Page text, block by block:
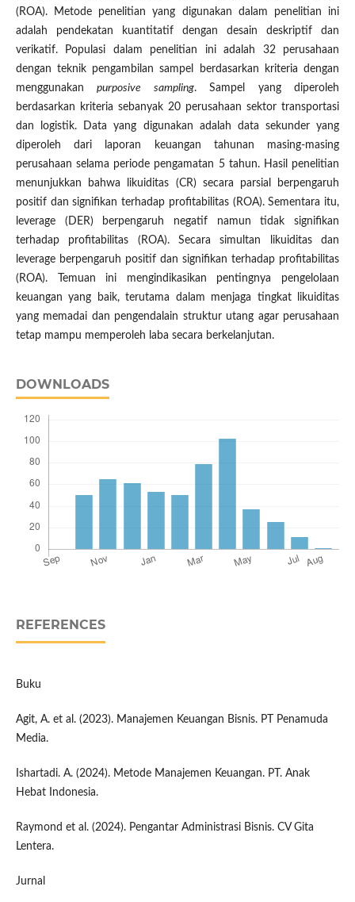
(ROA). Metode penelitian yang digunakan dalam penelitian ini
adalah pendekatan kuantitatif dengan desain deskriptif dan
verikatif. Populasi dalam penelitian ini adalah 32 perusahaan
dengan teknik pengambilan sampel berdasarkan kriteria dengan
menggunakanpurposive sampling. Sampel yang diperoleh
berdasarkan kriteria sebanyak 20 perusahaan sektor transportasi
dan logistik. Data yang digunakan adalah data sekunder yang
diperoleh dari laporan keuangan tahunan masing-masing
perusahaan selama periode pengamatan 5 tahun. Hasil penelitian
menunjukkan bahwa likuiditas (CR) secara parsial berpengaruh
positif dan signifikan terhadap profitabilitas (ROA). Sementara itu,
leverage (DER) berpengaruh negatif namun tidak signifikan
terhadap profitabilitas (ROA). Secara simultan likuiditas dan
leverage berpengaruh positif dan signifikan terhadap profitabilitas
(ROA). Temuan ini mengindikasikan pentingnya pengelolaan
keuangan yang baik, terutama dalam menjaga tingkat likuiditas
yang memadai dan pengendalain struktur utang agar perusahaan
tetap mampu memperoleh laba secara berkelanjutan.
DOWNLOADS
REFERENCES
Buku
Agit, A. et al. (2023). Manajemen Keuangan Bisnis. PT Penamuda
Media.
Ishartadi. A. (2024). Metode Manajemen Keuangan. PT. Anak
Hebat Indonesia.
Raymond et al. (2024). Pengantar Administrasi Bisnis. CV Gita
Lentera.
Jurnal